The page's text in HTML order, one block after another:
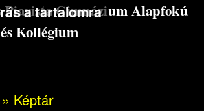
a tartalomra
Piarista Gimnázium Alapfokú
Kollégium
» Képtár